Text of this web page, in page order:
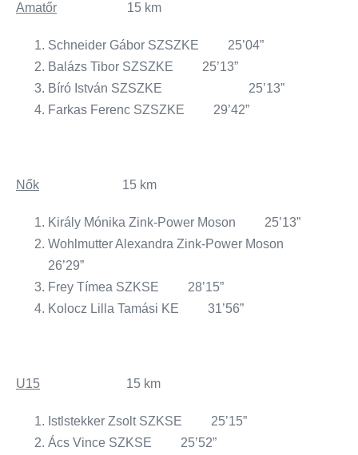
Amatőr 15 km
Schneider Gábor SZSZKE 25’04”
Balázs Tibor SZSZKE 25’13”
Bíró István SZSZKE 25’13”
Farkas Ferenc SZSZKE 29’42”
Nők 15 km
Király Mónika Zink-Power Moson 25’13”
Wohlmutter Alexandra Zink-Power Moson
26’29”
Frey Tímea SZKSE 28’15”
Kolocz Lilla Tamási KE 31’56”
U15 15 km
Istlstekker Zsolt SZKSE 25’15”
Ács Vince SZKSE 25’52”